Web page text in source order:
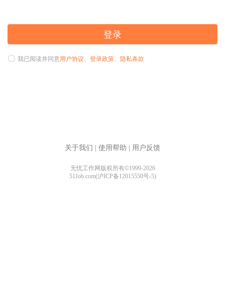
登录
我已阅读并同意用户协议、 登录政策、 隐私条款
关于我们 使用帮助 用户反馈
无忧工作网版权所有©1999-2026
51Job.com(沪ICP备12015550号-5)